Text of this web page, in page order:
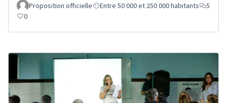
Proposition officielle Entre 50 000 et 250 000 habitants
5
0